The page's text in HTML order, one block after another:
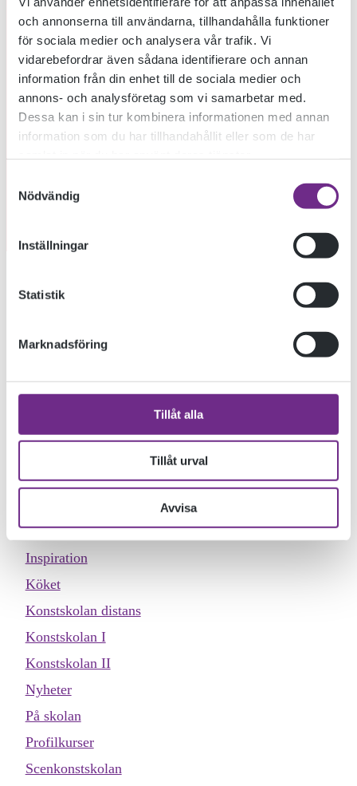
och annonserna till användarna, tillhandahålla funktioner
för sociala medier och analysera vår trafik. Vi
vidarebefordrar även sådana identifierare och annan
information från din enhet till de sociala medier och
annons- och analysföretag som vi samarbetar med.
Dessa kan i sin tur kombinera informationen med annan
information som du har tillhandahållit eller som de har
Nödvändig
Inställningar
Statistik
Marknadsföring
Tillåt alla
Tillåt urval
Avvisa
Nu går vi in på vår sista sommarkursvecka med
lanskapsmålning, skulpturkurs och ljud och radioteater. Till
nästa år kommer vi åter igen ha ett större kursutbud och vårt
internat är då också nyrenoverat.
KATEGORIER
Dokumentärfilmskolan
Dokumentärfilmskolan distans
Evenemang
Inspiration
Köket
Konstskolan distans
Konstskolan I
Konstskolan II
Nyheter
På skolan
Profilkurser
Scenkonstskolan